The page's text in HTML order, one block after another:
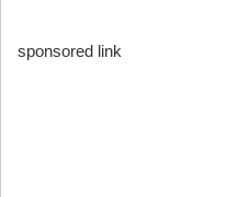
sponsored link